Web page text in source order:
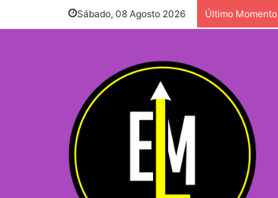
Sábado, 08 Agosto 2026 Último Momento